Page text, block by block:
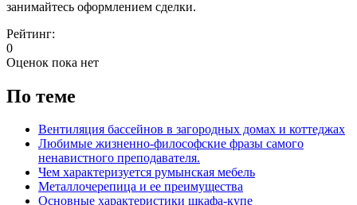
занимайтесь оформлением сделки.
Рейтинг:
0
Оценок пока нет
По теме
Вентиляция бассейнов в загородных домах и коттеджах
Любимые жизненно-философские фразы самого
ненавистного преподавателя.
Чем характеризуется румынская мебель
Металлочерепица и ее преимущества
Основные характеристики шкафа-купе